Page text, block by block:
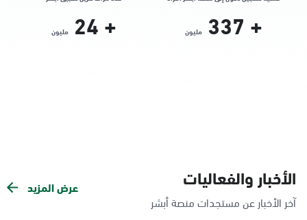
+
337 مليون +
24 مليون
الأخبار والفعاليات
آخر الأخبار عن مستجدات منصة أبشر
عرض المزيد